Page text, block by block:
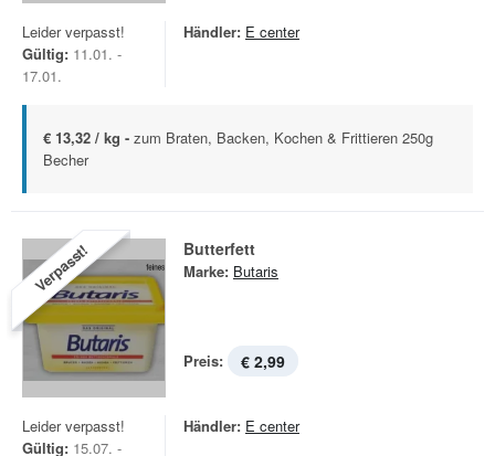
Leider verpasst!
Gültig: 11.01. -
17.01.
Händler: E center
€ 13,32 / kg - zum Braten, Backen, Kochen & Frittieren 250g
Becher
Verpasst! Butterfett
Marke: Butaris
Preis: € 2,99
Leider verpasst!
Gültig: 15.07. -
Händler: E center